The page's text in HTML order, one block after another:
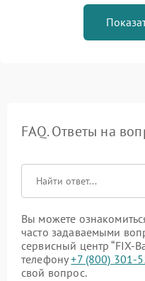
FAQ. Ответы на
Вы можете
часто задаваемыми
сервисный центр “FIX-
телефону+7 (800) 301-
свой вопрос.